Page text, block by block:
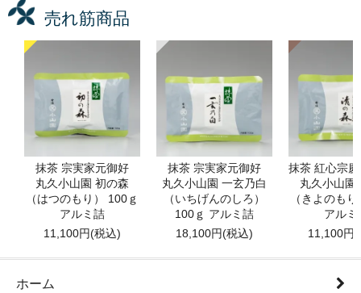
売れ筋商品
抹茶 宗実家元御好
丸久小山園 初の森
（はつのもり） 100ｇ
アルミ詰
11,100円(税込)
抹茶 宗実家元御好
丸久小山園 一玄乃白
（いちげんのしろ）
100ｇ アルミ詰
18,100円(税込)
抹茶 紅心宗
丸久小山園
（きよのも
アルミ
11,100円(
ホーム